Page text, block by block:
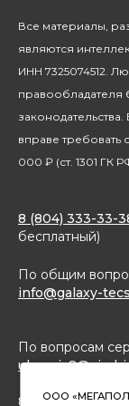
Посуда
Все материалы,
являются
ИНН 7325074512.
правообладателя
вправе
000 ₽ (ст. 1301 ГК
8 (804) 333-33-
бесплатный)
По общим
info@galaxy-
По вопросам
8(962)633-02-15
ООО